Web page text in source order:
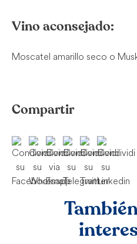
Vino aconsejado:
Moscatel amarillo seco o
Compartir